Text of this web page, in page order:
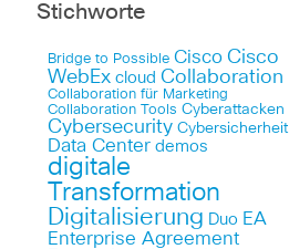
Stichworte
Bridge to Possible Cisco Cisco
WebEx cloud Collaboration
Collaboration für Marketing
Collaboration Tools Cyberattacken
Cybersecurity Cybersicherheit
Data Center demos
digitale
Transformation
Digitalisierung Duo EA
Enterprise Agreement